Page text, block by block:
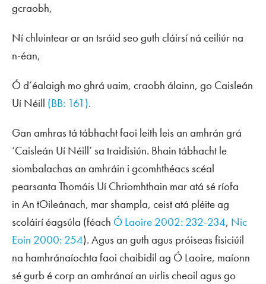
gcraobh,
Ní chluintear ar an tsráid seo guth cláirsí ná ceiliúr na
n-éan,
Ó d’éalaigh mo ghrá uaim, craobh álainn, go Caisleán
Uí Néill (BB: 161).
Gan amhras tá tábhacht faoi leith leis an amhrán grá
‘Caisleán Uí Néill’ sa traidisiún. Bhain tábhacht le
siombalachas an amhráin i gcomhthéacs scéal
pearsanta Thomáis Uí Chriomhthain mar atá sé ríofa
in An tOileánach, mar shampla, ceist atá pléite ag
scoláirí éagsúla (féach Ó Laoire 2002: 232-234, Nic
Eoin 2000: 254). Agus an guth agus próiseas fisiciúil
na hamhránaíochta faoi chaibidil ag Ó Laoire, maíonn
sé gurb é corp an amhránaí an uirlis cheoil agus go